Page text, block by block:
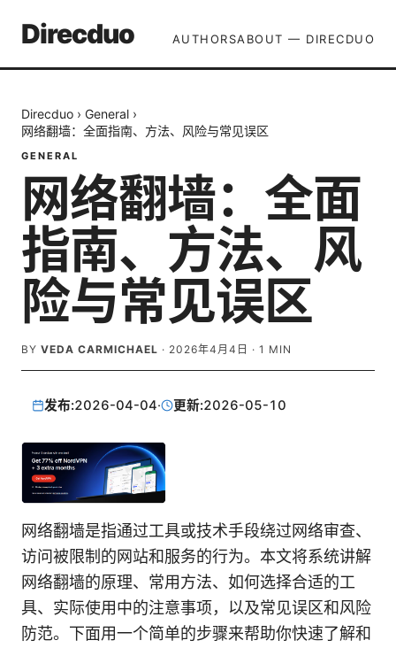
Direcduo AUTHORSABOUT — DIRECDUO
Direcduo › General ›
网络翻墙：全面指南、方法、风险与常见误区
GENERAL
网络翻墙：全面
指南、方法、风
险与常见误区
BY VEDA CARMICHAEL · 2026年4月4日 · 1 MIN
发布:2026-04-04· 更新:2026-05-10
网络翻墙是指通过工具或技术手段绕过网络审查、
访问被限制的网站和服务的行为。本文将系统讲解
网络翻墙的原理、常用方法、如何选择合适的工
具、实际使用中的注意事项，以及常见误区和风险
防范。下面用一个简单的步骤来帮助你快速了解和